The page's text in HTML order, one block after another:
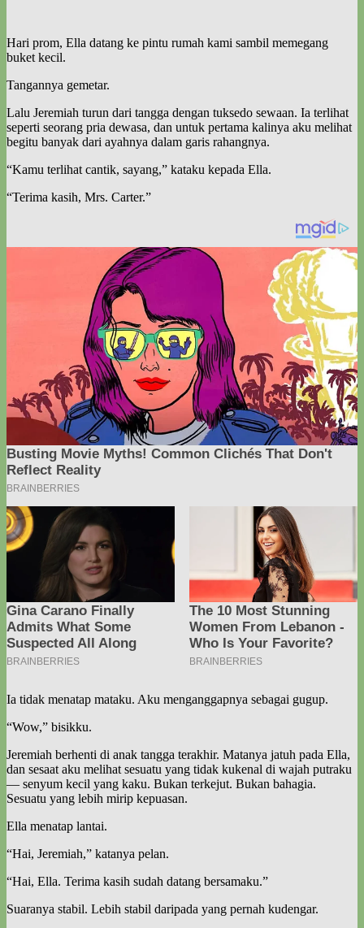
Hari prom, Ella datang ke pintu rumah kami sambil memegang
buket kecil.
Tangannya gemetar.
Lalu Jeremiah turun dari tangga dengan tuksedo sewaan. Ia terlihat
seperti seorang pria dewasa, dan untuk pertama kalinya aku melihat
begitu banyak dari ayahnya dalam garis rahangnya.
“Kamu terlihat cantik, sayang,” kataku kepada Ella.
“Terima kasih, Mrs. Carter.”
Ia tidak menatap mataku. Aku menganggapnya sebagai gugup.
“Wow,” bisikku.
Jeremiah berhenti di anak tangga terakhir. Matanya jatuh pada Ella,
dan sesaat aku melihat sesuatu yang tidak kukenal di wajah putraku
— senyum kecil yang kaku. Bukan terkejut. Bukan bahagia.
Sesuatu yang lebih mirip kepuasan.
Ella menatap lantai.
“Hai, Jeremiah,” katanya pelan.
“Hai, Ella. Terima kasih sudah datang bersamaku.”
Suaranya stabil. Lebih stabil daripada yang pernah kudengar.